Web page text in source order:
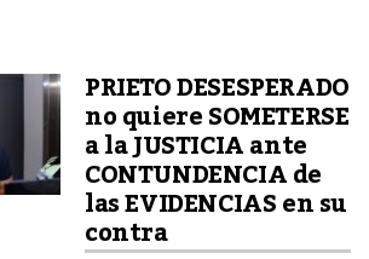
PRIETO DESESPERADO
no quiere SOMETERSE
a la JUSTICIA ante
CONTUNDENCIA de
las EVIDENCIAS en su
contra